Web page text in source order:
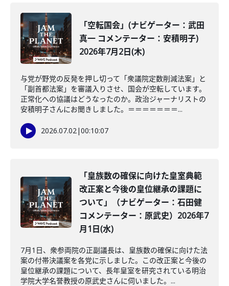
「空転国会」(ナビゲーター：武田
真一 コメンテーター：安積明子)
2026年7月2日(木)
与党が野党の反発を押し切って「衆議院定数削減法案」と
「副首都法案」を審議入りさせ、国会が空転しています。
正常化への協議はどうなったのか。政治ジャーナリストの
安積明子さんにお聞きしました。＝＝＝＝＝＝＝...
2026.07.02|00:10:07
「皇族数の確保に向けた皇室典範
改正案と今後の皇位継承の課題に
ついて」（ナビゲーター：石田健
コメンテーター：原武史）2026年7
月1日(水)
7月1日、衆参両院の正副議長は、皇族数の確保に向けた法
案の付帯決議案を各党に示しました。この改正案と今後の
皇位継承の課題について、長年皇室を研究されている明治
学院大学名誉教授の原武史さんに伺いました。...